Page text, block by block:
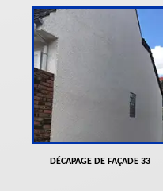
DÉCAPAGE DE FAÇADE 33